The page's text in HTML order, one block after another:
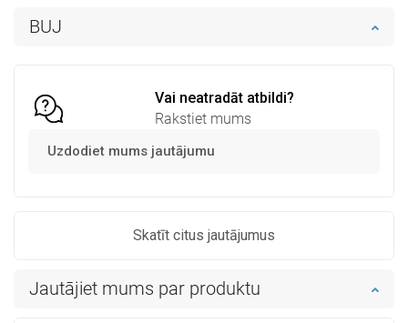
BUJ
Vai neatradāt atbildi?
Rakstiet mums
Uzdodiet mums jautājumu
Skatīt citus jautājumus
Jautājiet mums par produktu